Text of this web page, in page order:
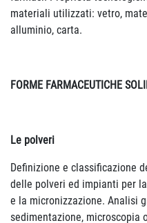
materiali utilizzati: vetro,
alluminio, carta.
FORME FARMACEUTICHE
Le polveri
Definizione e classificazione
delle polveri ed impianti per
e la micronizzazione. Analisi
sedimentazione, microscopia